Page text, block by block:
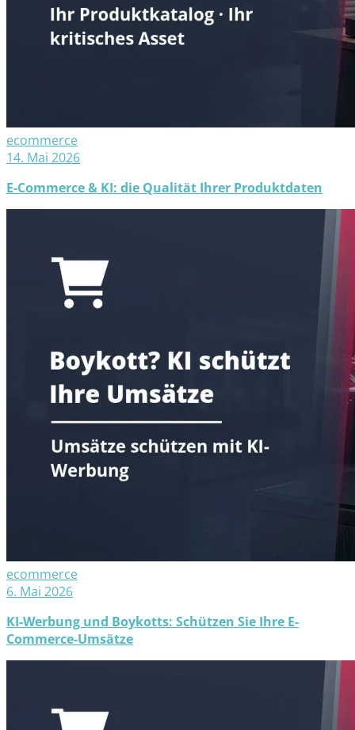
ecommerce
14. Mai 2026
E-Commerce & KI: die Qualität Ihrer Produktdaten
ecommerce
6. Mai 2026
KI-Werbung und Boykotts: Schützen Sie Ihre E-
Commerce-Umsätze